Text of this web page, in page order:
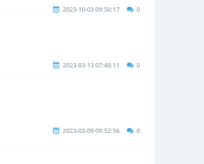
2023-10-03 09:50:17 0
2023-03-13 07:46:11 0
2023-03-09 09:52:56 0